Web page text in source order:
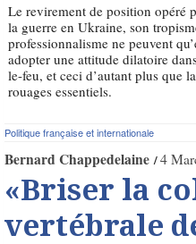
Le revirement de position opéré
la guerre en Ukraine, son
professionnalisme ne peuvent
adopter une attitude dilatoire
le-feu, et ceci d’autant plus que
rouages essentiels.
Politique française et internationale
Bernard Chappedelaine 4
«Briser la
vertébrale